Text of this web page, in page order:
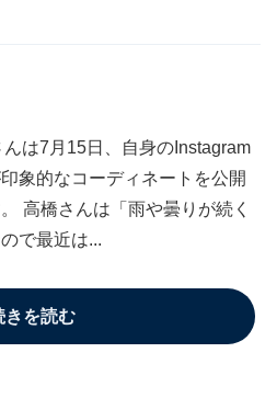
は7月15日、自身のInstagram
象的なコーディネートを公開
高橋さんは「雨や曇りが続く
で最近は...
きを読む